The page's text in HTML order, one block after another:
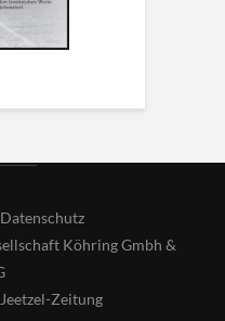
Datenschutz
Köhring Gmbh &
Zeitung